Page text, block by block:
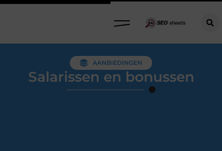
AANBIEDINGEN
Salarissen en bonussen